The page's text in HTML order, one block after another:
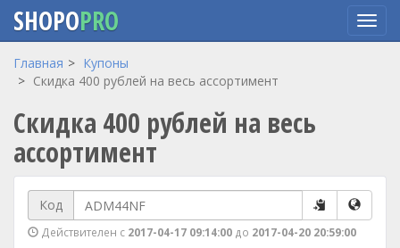
Перейти
содержанию
SHOPOPRO
Главная
Купоны
Скидка 400 рублей на весь ассортимент
Скидка 400 рублей на весь
ассортимент
Код
Действителен с 2017-04-17 09:14:00 до 2017-04-20 20:59:00